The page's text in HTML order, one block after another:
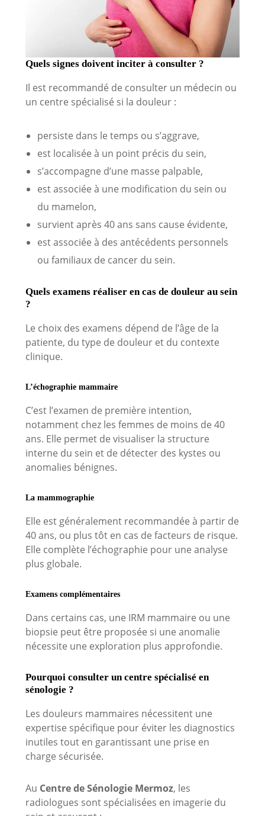
Quels signes doivent inciter à consulter ?
Il est recommandé de consulter un médecin ou
un centre spécialisé si la douleur :
persiste dans le temps ou s’aggrave,
est localisée à un point précis du sein,
s’accompagne d’une masse palpable,
est associée à une modification du sein ou
du mamelon,
survient après 40 ans sans cause évidente,
est associée à des antécédents personnels
ou familiaux de cancer du sein.
Quels examens réaliser en cas de douleur au sein
?
Le choix des examens dépend de l’âge de la
patiente, du type de douleur et du contexte
clinique.
L’échographie mammaire
C’est l’examen de première intention,
notamment chez les femmes de moins de 40
ans. Elle permet de visualiser la structure
interne du sein et de détecter des kystes ou
anomalies bénignes.
La mammographie
Elle est généralement recommandée à partir de
40 ans, ou plus tôt en cas de facteurs de risque.
Elle complète l’échographie pour une analyse
plus globale.
Examens complémentaires
Dans certains cas, une IRM mammaire ou une
biopsie peut être proposée si une anomalie
nécessite une exploration plus approfondie.
Pourquoi consulter un centre spécialisé en
sénologie ?
Les douleurs mammaires nécessitent une
expertise spécifique pour éviter les diagnostics
inutiles tout en garantissant une prise en
charge sécurisée.
Au Centre de Sénologie Mermoz, les
radiologues sont spécialisées en imagerie du